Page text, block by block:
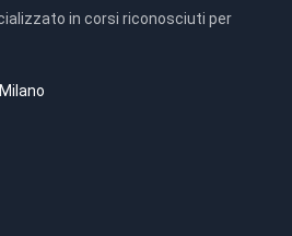
in corsi riconosciuti per